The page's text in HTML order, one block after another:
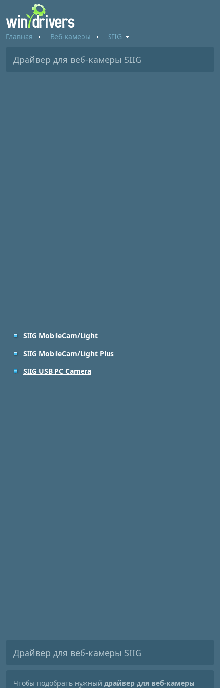
Главная Веб-камеры SIIG
Драйвер для веб-камеры SIIG
SIIG MobileCam/Light
SIIG MobileCam/Light Plus
SIIG USB PC Camera
Драйвер для веб-камеры SIIG
Чтобы подобрать нужный драйвер для веб-камеры